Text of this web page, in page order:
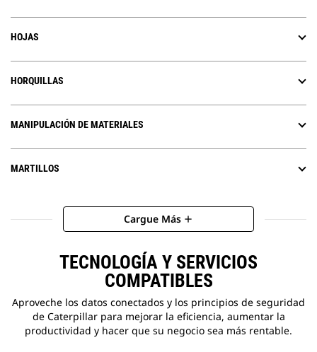
HOJAS
HORQUILLAS
MANIPULACIÓN DE MATERIALES
MARTILLOS
Cargue Más add
TECNOLOGÍA Y SERVICIOS
COMPATIBLES
Aproveche los datos conectados y los principios de seguridad
de Caterpillar para mejorar la eficiencia, aumentar la
productividad y hacer que su negocio sea más rentable.